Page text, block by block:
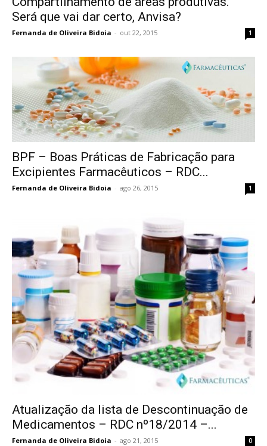
Será que vai dar certo, Anvisa?
Fernanda de Oliveira Bidoia - out 22, 2015 1
BPF – Boas Práticas de Fabricação para
Excipientes Farmacêuticos – RDC...
Fernanda de Oliveira Bidoia - ago 26, 2015 1
Atualização da lista de Descontinuação de
Medicamentos – RDC nº18/2014 –...
Fernanda de Oliveira Bidoia - ago 21, 2015 0